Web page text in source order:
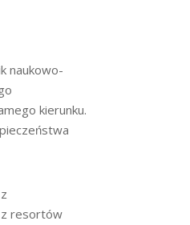
naukowo-
kierunku.
z resortów